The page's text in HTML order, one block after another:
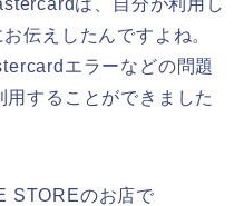
伝えしたんですよね。
エラーなどの問題
することができました
STOREのお店で